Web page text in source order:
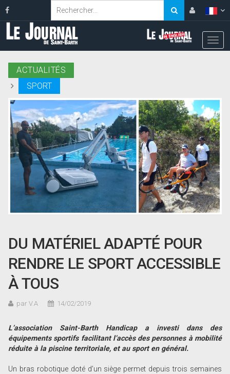
ACTUALITÉS
SPORT
DU MATÉRIEL ADAPTÉ POUR
RENDRE LE SPORT ACCESSIBLE
À TOUS
par V.A 14/02/2019
L’association Saint-Barth Handicap a investi dans des
équipements sportifs facilitant l’accès des personnes à mobilité
réduite à la piscine territoriale, et au sport en général.
Un bras robotique doté d’un siège permet depuis trois semaines